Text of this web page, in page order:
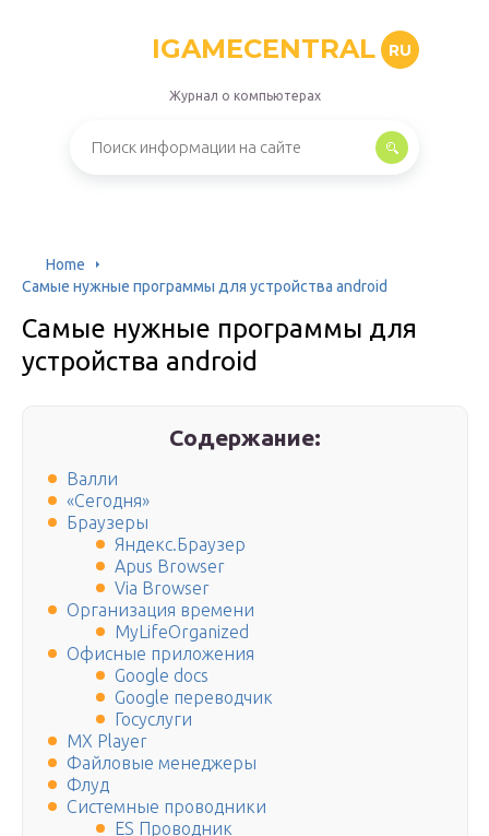
IGAMECENTRAL RU
Журнал о компьютерах
Home
Самые нужные программы для устройства android
Самые нужные программы для
устройства android
Содержание:
Валли
«Сегодня»
Браузеры
Яндекс.Браузер
Apus Browser
Via Browser
Организация времени
MyLifeOrganized
Офисные приложения
Google docs
Google переводчик
Госуслуги
MX Player
Файловые менеджеры
Флуд
Системные проводники
ES Проводник